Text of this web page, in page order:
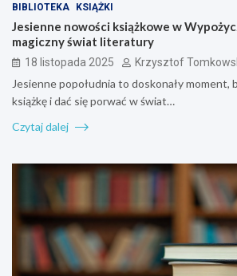
BIBLIOTEKA KSIĄŻKI
Jesienne nowości książkowe w
magiczny świat literatury
18 listopada 2025 Krzysztof
Jesienne popołudnia to doskonały moment,
książkę i dać się porwać w świat…
Czytaj dalej